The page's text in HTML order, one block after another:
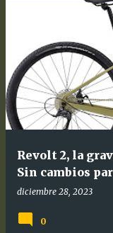
Revolt 2, la
Sin cambios
diciembre 28, 2023
0